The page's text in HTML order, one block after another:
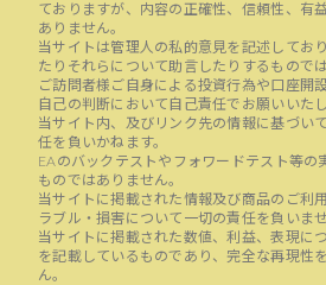
ておりますが、内容の正確性、信頼性、有
ありません。
当サイトは管理人の私的意見を記述してお
たりそれらについて助言したりするもので
ご訪問者様ご自身による投資行為や口座開
自己の判断において自己責任でお願いいたし
当サイト内、及びリンク先の情報に基づい
任を負いかねます。
EAのバックテストやフォワードテスト等の
ものではありません。
当サイトに掲載された情報及び商品のご利
ラブル・損害について一切の責任を負いませ
当サイトに掲載された数値、利益、表現に
を記載しているものであり、完全な再現性
ん。